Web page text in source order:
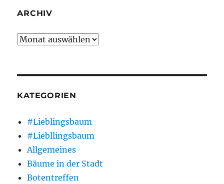
ARCHIV
Archiv
KATEGORIEN
#Lieblingsbaum
#Liebllingsbaum
Allgemeines
Bäume in der Stadt
Botentreffen